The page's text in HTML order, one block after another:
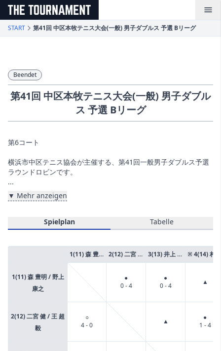
メインコンテンツへスキップ
START 第41回 中区本牧テニス大会(一般) 男子ダブルス 予選 Bリーグ
Beendet
第41回 中区本牧テニス大会(一般) 男子ダブル
ス 予選 Bリーグ
第6コート
横浜市中区テニス協会が主催する、第41回一般男子ダブルス予選
ラウンドロビンです。
...
▼ Mehr anzeigen
Spielplan Tabelle
1(11) 森 豊明 / 野上 康之 2(12) 二宮 健 / 王 超毅 3(13) 井上 由規 / 北野 暢男
1(11) 森 豊明 / 野上
康之
●
0 - 4
●
0 - 4
▲
2(12) 二宮 健 / 王 超
毅
○
4 - 0
▲
●
1 - 4